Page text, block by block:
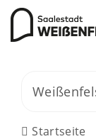
Startseite